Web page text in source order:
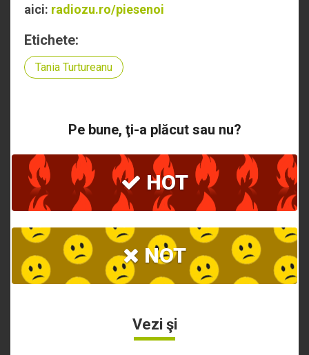
aici: radiozu.ro/piesenoi
Etichete:
Tania Turtureanu
Pe bune, ţi-a plăcut sau nu?
HOT
NOT
Vezi şi